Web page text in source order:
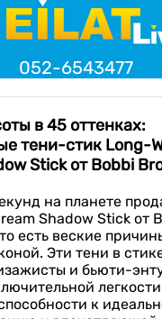
052-6543477
в 45 оттенках:
тени-стик Long-
Stick от Bobbi
на планете
Shadow Stick от
есть веские
Эти тени в
и бьюти-
к